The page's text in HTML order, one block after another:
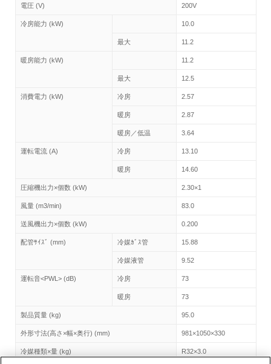
電圧 (V) 200V
冷房能力 (kW) 10.0
最大 11.2
暖房能力 (kW) 11.2
最大 12.5
消費電力 (kW) 冷房 2.57
暖房 2.87
暖房／低温 3.64
運転電流 (A) 冷房 13.10
暖房 14.60
圧縮機出力×個数 (kW) 2.30×1
風量 (m3/min) 83.0
送風機出力×個数 (kW) 0.200
配管ｻｲｽﾞ (mm) 冷媒ｶﾞｽ管 15.88
冷媒液管 9.52
運転音<PWL> (dB) 冷房 73
暖房 73
製品質量 (kg) 95.0
外形寸法(高さ×幅×奥行) (mm) 981×1050×330
冷媒種類×量 (kg) R32×3.0